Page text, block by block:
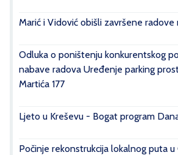
Marić i Vidović obišli završene radove
Odluka o poništenju konkurentskog
nabave radova Uređenje parking
Martića 177
Ljeto u Kreševu - Bogat program
Počinje rekonstrukcija lokalnog puta u